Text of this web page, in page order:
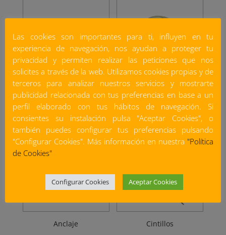
Abrazadera isofónica Abrazadera metálica
Anclaje Cintillos
Las cookies son importantes para ti, influyen en tu
experiencia de navegación, nos ayudan a proteger tu
privacidad y permiten realizar las peticiones que nos
solicites a través de la web. Utilizamos cookies propias y de
terceros para analizar nuestros servicios y mostrarte
publicidad relacionada con tus preferencias en base a un
perfil elaborado con tus hábitos de navegación. Si
consientes su instalación pulsa "Aceptar Cookies", o
también puedes configurar tus preferencias pulsando
"Configurar Cookies". Más información en nuestra "Política
de Cookies"
Configurar Cookies Aceptar Cookies